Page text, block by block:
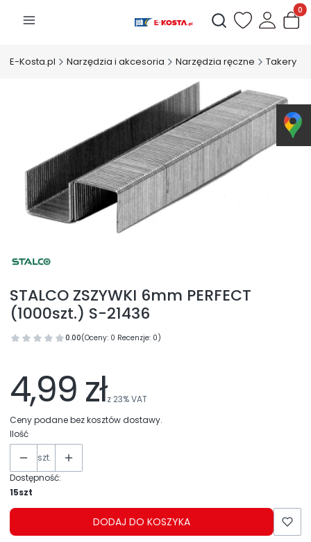
Otwórz wyszukiwarkę
E-Kosta.pl Narzędzia i akcesoria Narzędzia ręczne Takery
STALCO ZSZYWKI 6mm PERFECT
(1000szt.) S-21436
0.00(Oceny: 0 Recenzje: 0)
4,99 złz 23%VAT
Ceny podane bez kosztów dostawy.
Ilość
szt.
Dostępność:
15szt
DODAJ DO KOSZYKA